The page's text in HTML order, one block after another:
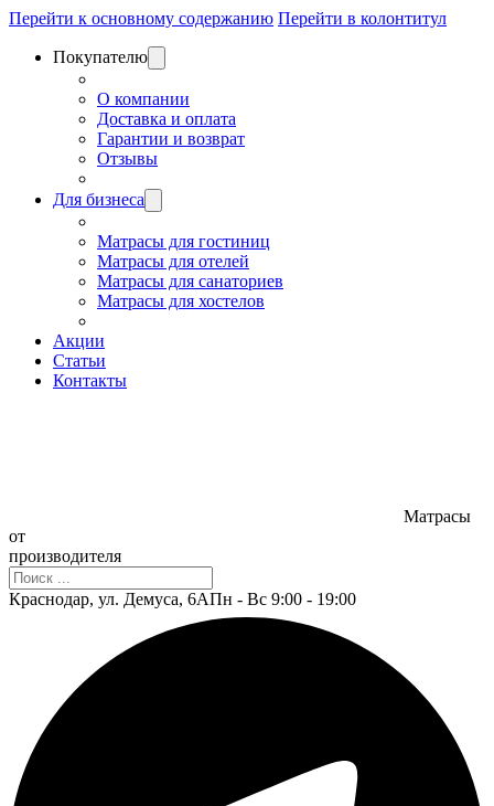
Перейти к основному содержанию Перейти в колонтитул
Покупателю
О компании
Доставка и оплата
Гарантии и возврат
Отзывы
Для бизнеса
Матрасы для гостиниц
Матрасы для отелей
Матрасы для санаториев
Матрасы для хостелов
Акции
Статьи
Контакты
Матрасы
от
производителя
Поиск
Краснодар, ул. Демуса, 6АПн - Вс 9:00 - 19:00